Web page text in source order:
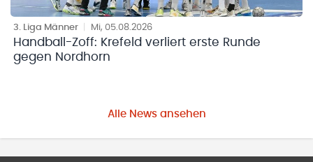
3. Liga Männer Mi, 05.08.2026
Handball-Zoff: Krefeld verliert erste Runde
gegen Nordhorn
Alle News ansehen